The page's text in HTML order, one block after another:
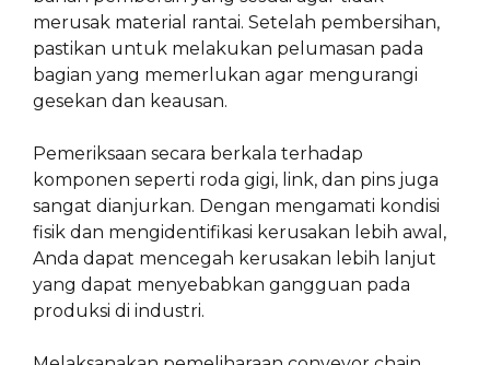
merusak material rantai. Setelah pembersihan,
pastikan untuk melakukan pelumasan pada
bagian yang memerlukan agar mengurangi
gesekan dan keausan.
Pemeriksaan secara berkala terhadap
komponen seperti roda gigi, link, dan pins juga
sangat dianjurkan. Dengan mengamati kondisi
fisik dan mengidentifikasi kerusakan lebih awal,
Anda dapat mencegah kerusakan lebih lanjut
yang dapat menyebabkan gangguan pada
produksi di industri.